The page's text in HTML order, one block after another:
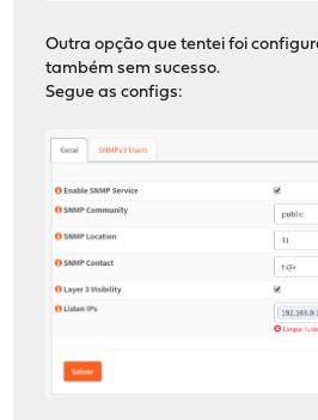
Outra opção que tentei foi
também sem sucesso.
Segue as configs: